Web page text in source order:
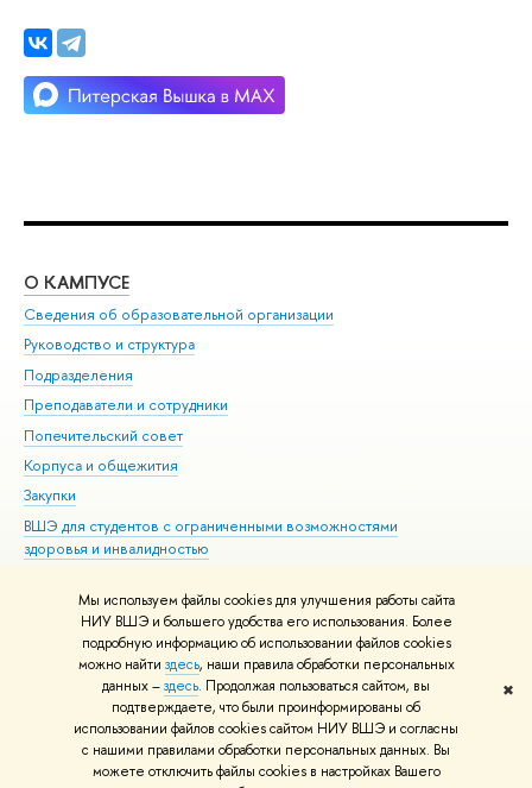
Мы используем файлы cookies для улучшения работы сайта
НИУ ВШЭ и большего удобства его использования. Более
подробную информацию об использовании файлов cookies
можно найти здесь, наши правила обработки персональных
данных –здесь. Продолжая пользоваться сайтом, вы
подтверждаете, что были проинформированы об
использовании файлов cookies сайтом НИУ ВШЭ и согласны
с нашими правилами обработки персональных данных. Вы
можете отключить файлы cookies в настройках Вашего
✖
О КАМПУСЕ
Сведения об образовательной организации
Руководство и структура
Подразделения
Преподаватели и сотрудники
Попечительский совет
Корпуса и общежития
Закупки
ВШЭ для студентов с ограниченными возможностями
здоровья и инвалидностью
Единая платежная страница
© НИУ ВШЭ 1993–2026 Адреса и контакты Условия использования
материалов Политика конфиденциальности Карта сайта
Шрифты HSE Sans и HSE Slab разработаны вШколе дизайна НИУ ВШЭ